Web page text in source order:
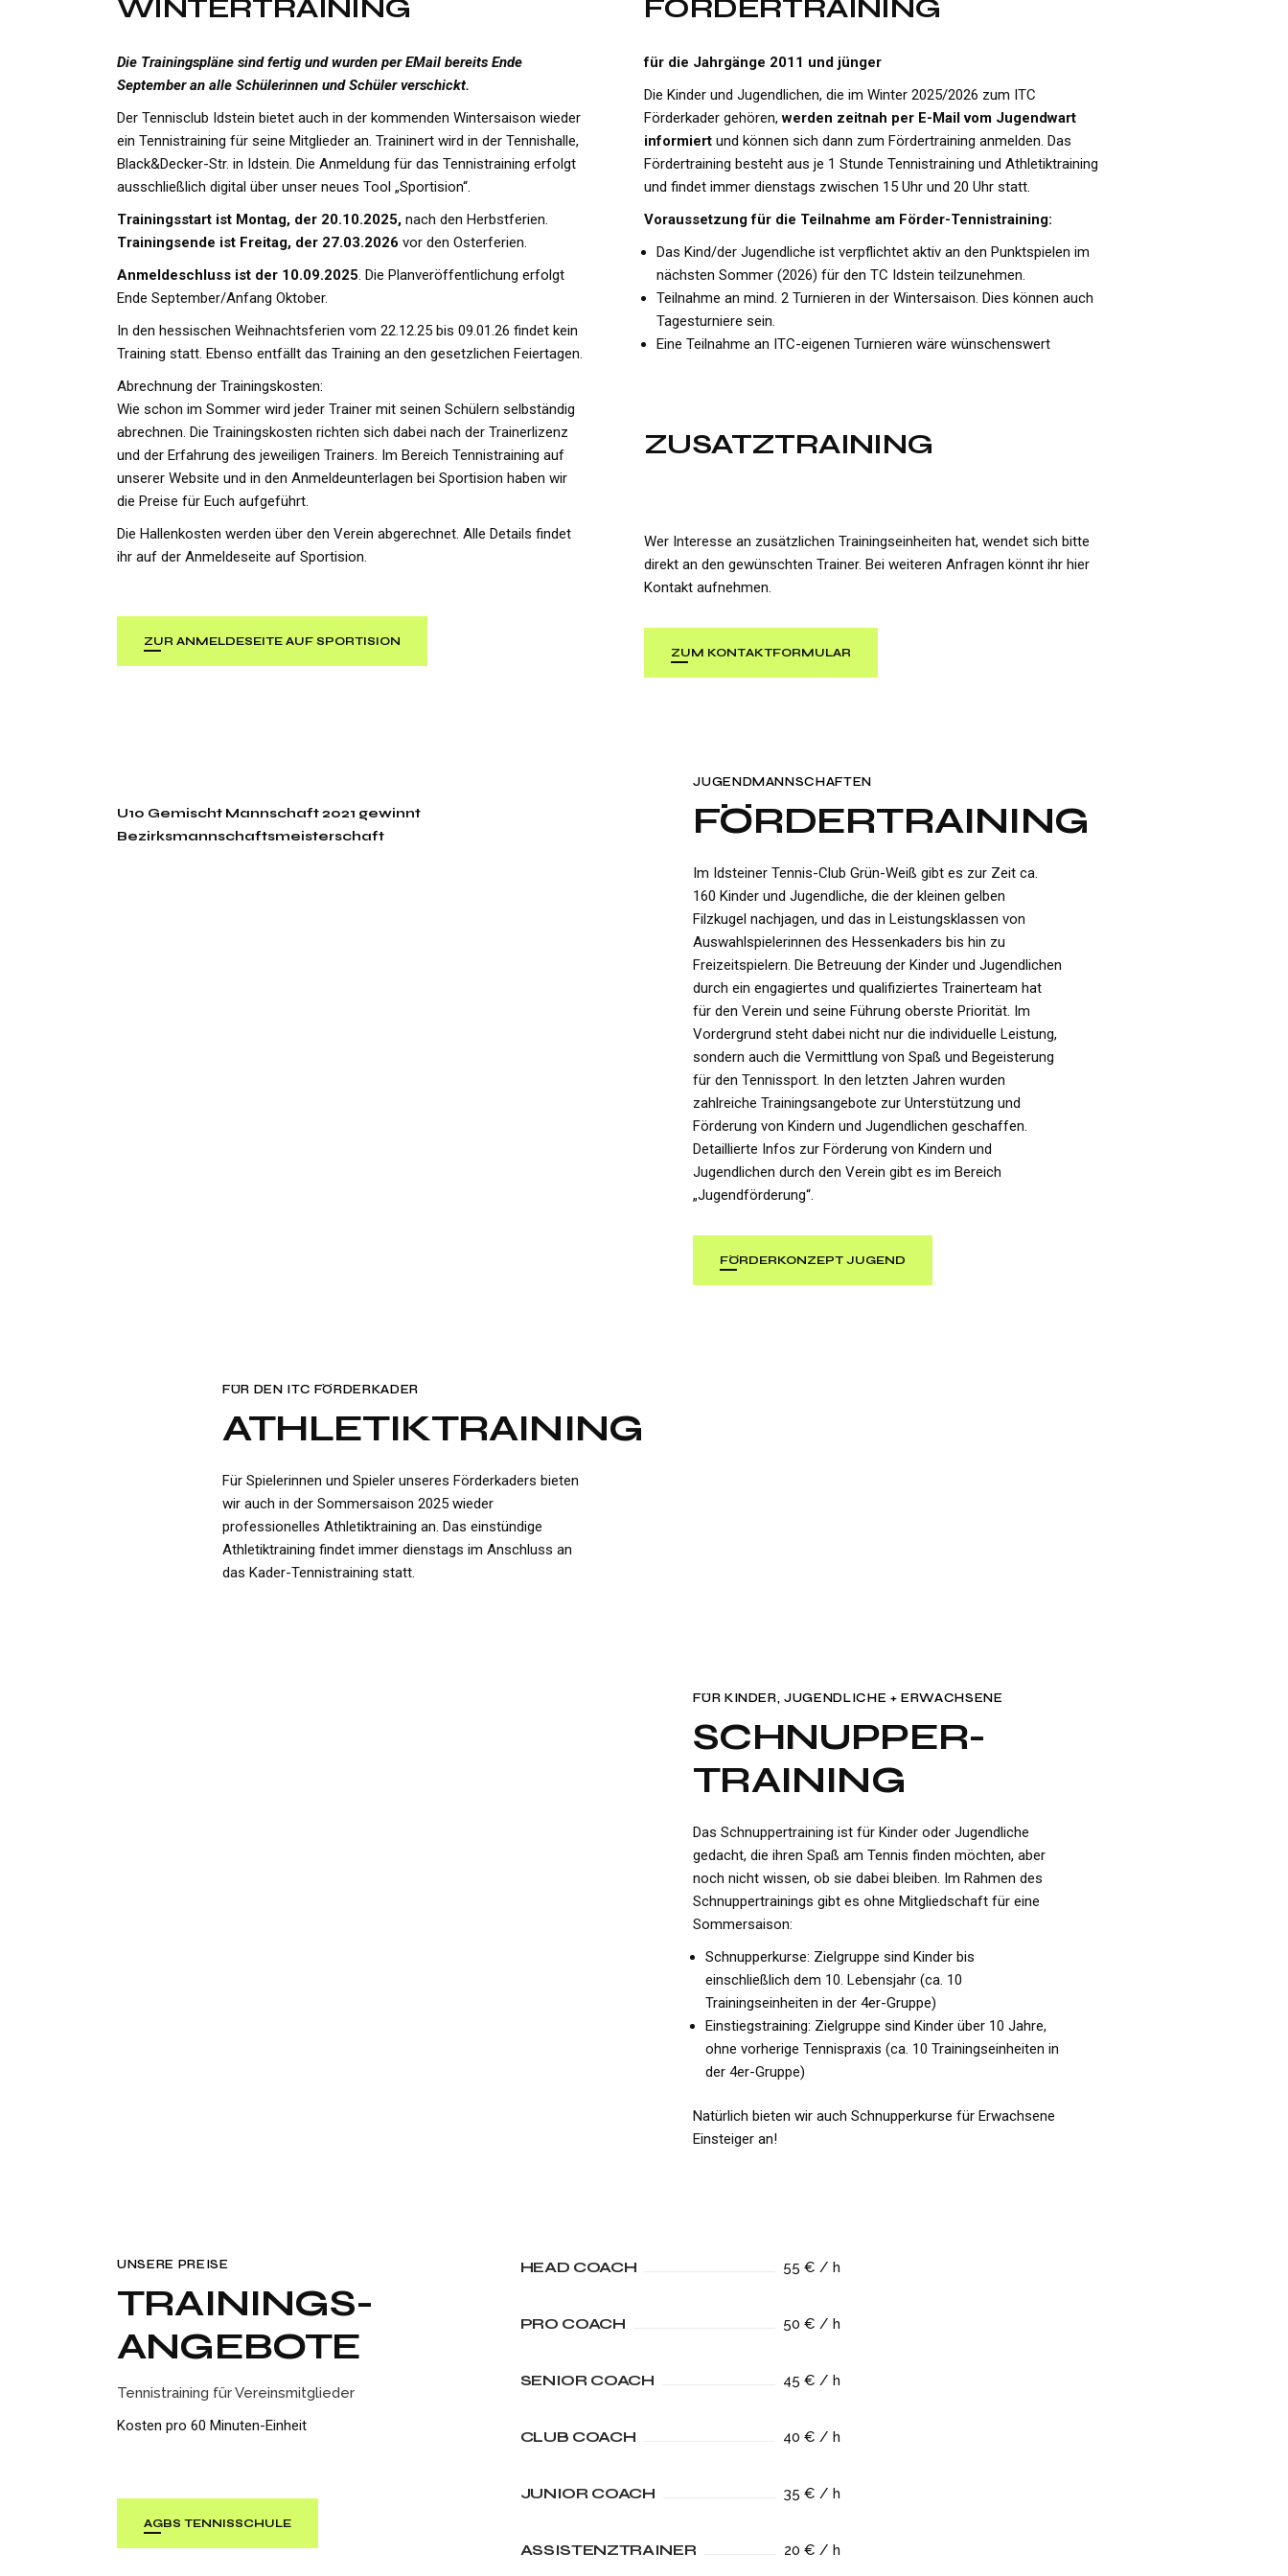
WINTERTRAINING
Die Trainingspläne sind fertig und wurden per EMail bereits Ende
September an alle Schülerinnen und Schüler verschickt.
Der Tennisclub Idstein bietet auch in der kommenden Wintersaison wieder
ein Tennistraining für seine Mitglieder an. Traininert wird in der Tennishalle,
Black&Decker-Str. in Idstein. Die Anmeldung für das Tennistraining erfolgt
ausschließlich digital über unser neues Tool „Sportision“.
Trainingsstart ist Montag, der 20.10.2025, nach den Herbstferien.
Trainingsende ist Freitag, der 27.03.2026 vor den Osterferien.
Anmeldeschluss ist der 10.09.2025. Die Planveröffentlichung erfolgt
Ende September/Anfang Oktober.
In den hessischen Weihnachtsferien vom 22.12.25 bis 09.01.26 findet kein
Training statt. Ebenso entfällt das Training an den gesetzlichen Feiertagen.
Abrechnung der Trainingskosten:
Wie schon im Sommer wird jeder Trainer mit seinen Schülern selbständig
abrechnen. Die Trainingskosten richten sich dabei nach der Trainerlizenz
und der Erfahrung des jeweiligen Trainers. Im Bereich Tennistraining auf
unserer Website und in den Anmeldeunterlagen bei Sportision haben wir
die Preise für Euch aufgeführt.
Die Hallenkosten werden über den Verein abgerechnet. Alle Details findet
ihr auf der Anmeldeseite auf Sportision.
ZUR ANMELDESEITE AUF SPORTISION
FÖRDERTRAINING
für die Jahrgänge 2011 und jünger
Die Kinder und Jugendlichen, die im Winter 2025/2026 zum ITC
Förderkader gehören,werden zeitnah per E-Mail vom Jugendwart
informiert und können sich dann zum Fördertraining anmelden. Das
Fördertraining besteht aus je 1 Stunde Tennistraining und Athletiktraining
und findet immer dienstags zwischen 15 Uhr und 20 Uhr statt.
Voraussetzung für die Teilnahme am Förder-Tennistraining:
Das Kind/der Jugendliche ist verpflichtet aktiv an den Punktspielen im
nächsten Sommer (2026) für den TC Idstein teilzunehmen.
Teilnahme an mind. 2 Turnieren in der Wintersaison. Dies können auch
Tagesturniere sein.
Eine Teilnahme an ITC-eigenen Turnieren wäre wünschenswert
ZUSATZTRAINING
Wer Interesse an zusätzlichen Trainingseinheiten hat, wendet sich bitte
direkt an den gewünschten Trainer. Bei weiteren Anfragen könnt ihr hier
Kontakt aufnehmen.
ZUM KONTAKTFORMULAR
U10 Gemischt Mannschaft 2021 gewinnt
Bezirksmannschaftsmeisterschaft
JUGENDMANNSCHAFTEN
FÖRDERTRAINING
Im Idsteiner Tennis-Club Grün-Weiß gibt es zur Zeit ca.
160 Kinder und Jugendliche, die der kleinen gelben
Filzkugel nachjagen, und das in Leistungsklassen von
Auswahlspielerinnen des Hessenkaders bis hin zu
Freizeitspielern. Die Betreuung der Kinder und Jugendlichen
durch ein engagiertes und qualifiziertes Trainerteam hat
für den Verein und seine Führung oberste Priorität. Im
Vordergrund steht dabei nicht nur die individuelle Leistung,
sondern auch die Vermittlung von Spaß und Begeisterung
für den Tennissport. In den letzten Jahren wurden
zahlreiche Trainingsangebote zur Unterstützung und
Förderung von Kindern und Jugendlichen geschaffen.
Detaillierte Infos zur Förderung von Kindern und
Jugendlichen durch den Verein gibt es im Bereich
„Jugendförderung“.
FÖRDERKONZEPT JUGEND
FÜR DEN ITC FÖRDERKADER
ATHLETIKTRAINING
Für Spielerinnen und Spieler unseres Förderkaders bieten
wir auch in der Sommersaison 2025 wieder
professionelles Athletiktraining an. Das einstündige
Athletiktraining findet immer dienstags im Anschluss an
das Kader-Tennistraining statt.
FÜR KINDER, JUGENDLICHE + ERWACHSENE
SCHNUPPER-
TRAINING
Das Schnuppertraining ist für Kinder oder Jugendliche
gedacht, die ihren Spaß am Tennis finden möchten, aber
noch nicht wissen, ob sie dabei bleiben. Im Rahmen des
Schnuppertrainings gibt es ohne Mitgliedschaft für eine
Sommersaison:
Schnupperkurse: Zielgruppe sind Kinder bis
einschließlich dem 10. Lebensjahr (ca. 10
Trainingseinheiten in der 4er-Gruppe)
Einstiegstraining: Zielgruppe sind Kinder über 10 Jahre,
ohne vorherige Tennispraxis (ca. 10 Trainingseinheiten in
der 4er-Gruppe)
Natürlich bieten wir auch Schnupperkurse für Erwachsene
Einsteiger an!
UNSERE PREISE
TRAININGS-
ANGEBOTE
Tennistraining für Vereinsmitglieder
Kosten pro 60 Minuten-Einheit
AGBS TENNISSCHULE
HEAD COACH 55 € / h
PRO COACH 50 € / h
SENIOR COACH 45 € / h
CLUB COACH 40 € / h
JUNIOR COACH 35 € / h
ASSISTENZTRAINER 20 € / h